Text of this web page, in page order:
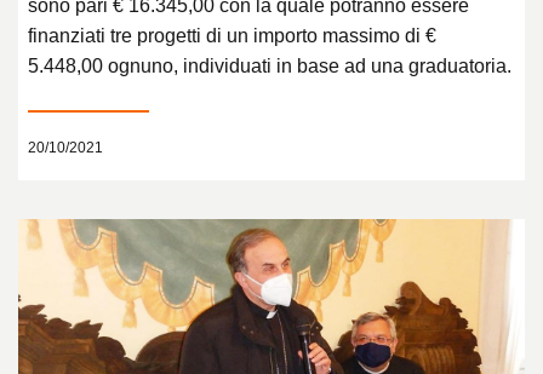
sono pari € 16.345,00 con la quale potranno essere
finanziati tre progetti di un importo massimo di €
5.448,00 ognuno, individuati in base ad una graduatoria.
20/10/2021